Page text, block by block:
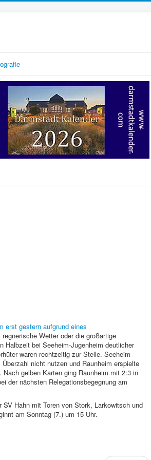
erst gestern aufgrund eines
Wetter oder die großartige
Halbzeit bei Seeheim-Jugenheim deutlicher
waren rechtzeitig zur Stelle. Seeheim
nicht nutzen und Raunheim erspielte
gelben Karten ging Raunheim mit 2:3 in
der nächsten Relegationsbegegnung am
Hahn mit Toren von Stork, Larkowitsch und
am Sonntag (7.) um 15 Uhr.